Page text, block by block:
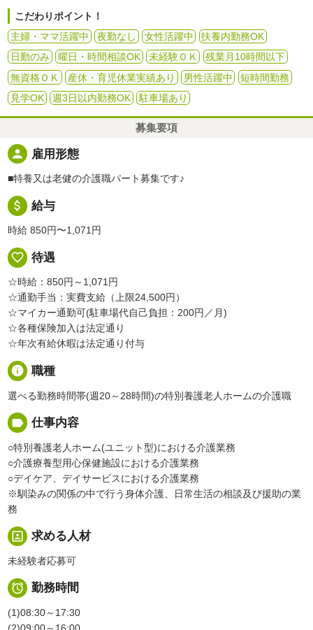
こだわりポイント！
主婦・ママ活躍中
夜勤なし 女性活躍中
扶養内勤務OK
日勤のみ
曜日・時間相談OK 未経験ＯＫ
残業月10時間以下
無資格ＯＫ
産休・育児休業実績あり 男性活躍中
短時間勤務
見学OK
週3日以内勤務OK 駐車場あり
募集要項
person 雇用形態
■特養又は老健の介護職パート募集です♪
attach_money 給与
時給 850円〜1,071円
favorite_border 待遇
☆時給：850円～1,071円
☆通勤手当：実費支給（上限24,500円）
☆マイカー通勤可(駐車場代自己負担：200円／月)
☆各種保険加入は法定通り
☆年次有給休暇は法定通り付与
info 職種
選べる勤務時間帯(週20～28時間)の特別養護老人ホームの介護職
label 仕事内容
○特別養護老人ホーム(ユニット型)における介護業務
○介護療養型用心保健施設における介護業務
○デイケア、デイサービスにおける介護業務
※馴染みの関係の中で行う身体介護、日常生活の相談及び援助の業
務
portrait 求める人材
未経験者応募可
 勤務時間
(1)08:30～17:30
(2)09:00～16:00